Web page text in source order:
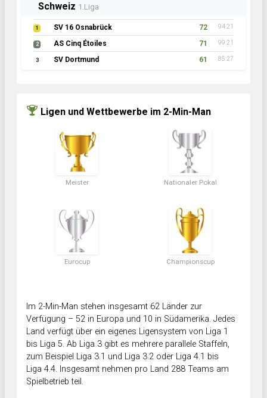
Schweiz 1.Liga
1 SV 16 Osnabrück 72 94:21
2 AS Cinq Étoiles 71 99:21
3 SV Dortmund 61 85:27
Ligen und Wettbewerbe im 2-Min-Man
Meister Nationaler Pokal
Eurocup Championscup
Im 2-Min-Man stehen insgesamt 62 Länder zur
Verfügung – 52 in Europa und 10 in Südamerika. Jedes
Land verfügt über ein eigenes Ligensystem von Liga 1
bis Liga 5. Ab Liga 3 gibt es mehrere parallele Staffeln,
zum Beispiel Liga 3.1 und Liga 3.2 oder Liga 4.1 bis
Liga 4.4. Insgesamt nehmen pro Land 288 Teams am
Spielbetrieb teil.